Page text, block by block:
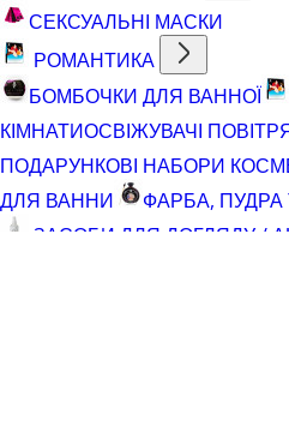
СЕКСУАЛЬНІ МАСКИ
РОМАНТИКА
БОМБОЧКИ ДЛЯ ВАННОЇ
КІМНАТИОСВІЖУВАЧІ
ПОДАРУНКОВІ НАБОРИ
ДЛЯ ВАННИ
ФАРБА, ПУДРА
ЗАСОБИ ДЛЯ ДОГЛЯДУ /